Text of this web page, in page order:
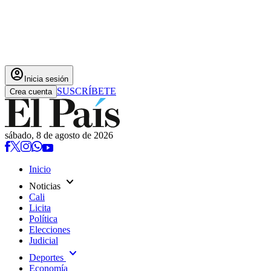
account_circle Inicia sesión
Crea cuenta SUSCRÍBETE
sábado, 8 de agosto de 2026
Inicio
Noticias expand_more
Cali
Licita
Política
Elecciones
Judicial
Deportes expand_more
Economía